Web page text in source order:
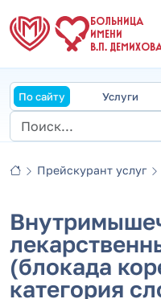
БОЛЬНИЦА
ИМЕНИ
В.П.
По сайту Услуги
Прейскурант услуг
(блокада
категория